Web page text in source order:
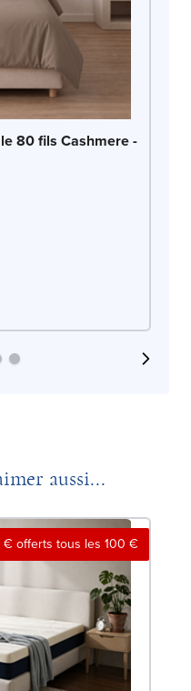
80 fils Cashmere -
aussi...
offerts tous les 100 €